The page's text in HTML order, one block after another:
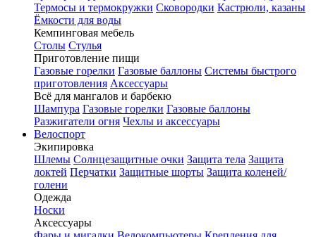
Термосы и термокружки Сковородки Кастрюли, казаны
Ёмкости для воды
Кемпинговая мебель
Столы Стулья
Приготовление пищи
Газовые горелки Газовые баллоны Системы быстрого
приготовления Аксессуары
Всё для мангалов и барбекю
Шампура Газовые горелки Газовые баллоны
Разжигатели огня Чехлы и аксессуары
Велоспорт
Экипировка
Шлемы Солнцезащитные очки Защита тела Защита
локтей Перчатки Защитные шорты Защита коленей/
голени
Одежда
Носки
Аксессуары